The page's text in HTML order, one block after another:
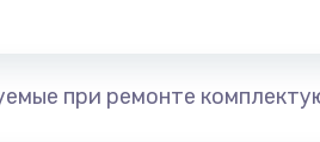
при ремонте